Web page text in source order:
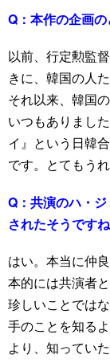
Q： 本作の企画
以前、行定勲監
きに、韓国の人
それ以来、韓国
いつもありまし
イ』という日韓
です。とてもう
Q： 共演のハ・
されたそうですね
はい。本当に仲
本的には共演者
珍しいことでは
手のことを知る
より、知ってい